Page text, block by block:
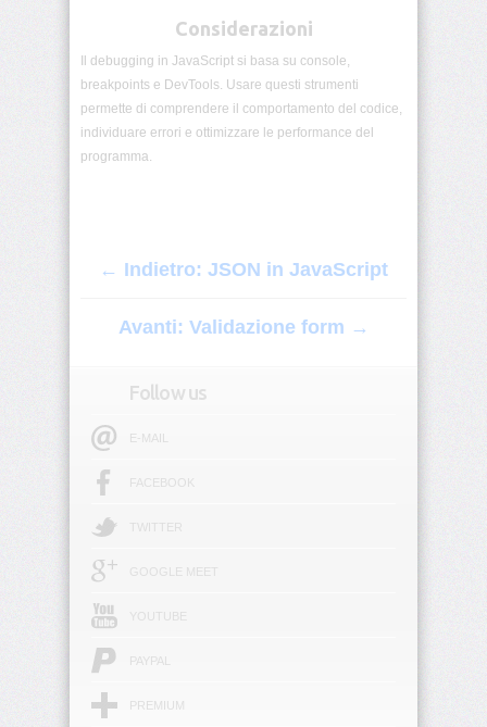
Fetch
richieste
HTTP
Gestione
(Local/Session)
JavaScript
Debugging
Validazione
form
con
HTML/CSS
AJAX
Considerazioni
Il debugging in JavaScript si basa su console,
breakpoints e DevTools. Usare questi strumenti
permette di comprendere il comportamento del codice,
individuare errori e ottimizzare le performance del
programma.
← Indietro: JSON in JavaScript
Avanti: Validazione form →
Follow us
E-MAIL
FACEBOOK
TWITTER
GOOGLE MEET
YOUTUBE
PAYPAL
PREMIUM